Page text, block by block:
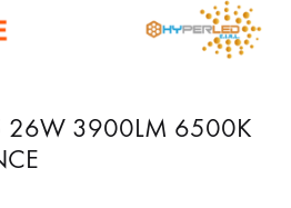
26W 3900LM 6500K